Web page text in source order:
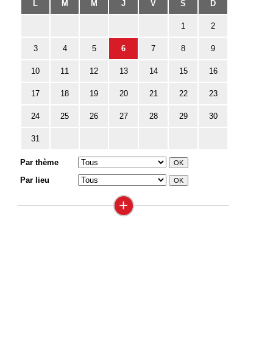
L M M J V S D
1 2
3 4 5 6 7 8 9
10 11 12 13 14 15 16
17 18 19 20 21 22 23
24 25 26 27 28 29 30
31
Par thème
Par lieu
+